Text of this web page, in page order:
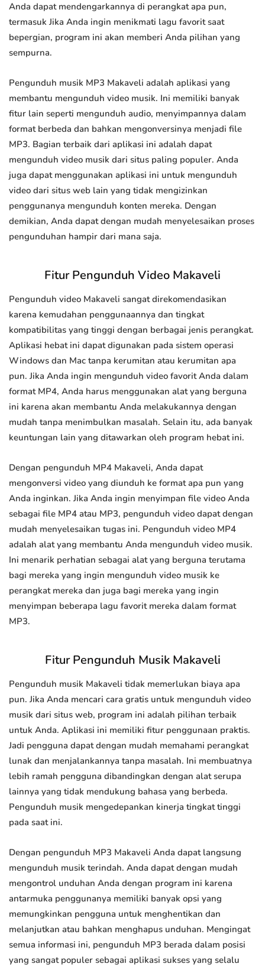
Anda dapat mendengarkannya di perangkat apa pun,
termasuk Jika Anda ingin menikmati lagu favorit saat
bepergian, program ini akan memberi Anda pilihan yang
sempurna.
Pengunduh musik MP3 Makaveli adalah aplikasi yang
membantu mengunduh video musik. Ini memiliki banyak
fitur lain seperti mengunduh audio, menyimpannya dalam
format berbeda dan bahkan mengonversinya menjadi file
MP3. Bagian terbaik dari aplikasi ini adalah dapat
mengunduh video musik dari situs paling populer. Anda
juga dapat menggunakan aplikasi ini untuk mengunduh
video dari situs web lain yang tidak mengizinkan
penggunanya mengunduh konten mereka. Dengan
demikian, Anda dapat dengan mudah menyelesaikan proses
pengunduhan hampir dari mana saja.
Fitur Pengunduh Video Makaveli
Pengunduh video Makaveli sangat direkomendasikan
karena kemudahan penggunaannya dan tingkat
kompatibilitas yang tinggi dengan berbagai jenis perangkat.
Aplikasi hebat ini dapat digunakan pada sistem operasi
Windows dan Mac tanpa kerumitan atau kerumitan apa
pun. Jika Anda ingin mengunduh video favorit Anda dalam
format MP4, Anda harus menggunakan alat yang berguna
ini karena akan membantu Anda melakukannya dengan
mudah tanpa menimbulkan masalah. Selain itu, ada banyak
keuntungan lain yang ditawarkan oleh program hebat ini.
Dengan pengunduh MP4 Makaveli, Anda dapat
mengonversi video yang diunduh ke format apa pun yang
Anda inginkan. Jika Anda ingin menyimpan file video Anda
sebagai file MP4 atau MP3, pengunduh video dapat dengan
mudah menyelesaikan tugas ini. Pengunduh video MP4
adalah alat yang membantu Anda mengunduh video musik.
Ini menarik perhatian sebagai alat yang berguna terutama
bagi mereka yang ingin mengunduh video musik ke
perangkat mereka dan juga bagi mereka yang ingin
menyimpan beberapa lagu favorit mereka dalam format
MP3.
Fitur Pengunduh Musik Makaveli
Pengunduh musik Makaveli tidak memerlukan biaya apa
pun. Jika Anda mencari cara gratis untuk mengunduh video
musik dari situs web, program ini adalah pilihan terbaik
untuk Anda. Aplikasi ini memiliki fitur penggunaan praktis.
Jadi pengguna dapat dengan mudah memahami perangkat
lunak dan menjalankannya tanpa masalah. Ini membuatnya
lebih ramah pengguna dibandingkan dengan alat serupa
lainnya yang tidak mendukung bahasa yang berbeda.
Pengunduh musik mengedepankan kinerja tingkat tinggi
pada saat ini.
Dengan pengunduh MP3 Makaveli Anda dapat langsung
mengunduh musik terindah. Anda dapat dengan mudah
mengontrol unduhan Anda dengan program ini karena
antarmuka penggunanya memiliki banyak opsi yang
memungkinkan pengguna untuk menghentikan dan
melanjutkan atau bahkan menghapus unduhan. Mengingat
semua informasi ini, pengunduh MP3 berada dalam posisi
yang sangat populer sebagai aplikasi sukses yang selalu